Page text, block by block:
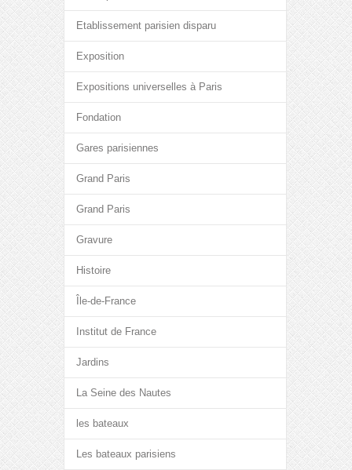
Etablissement parisien disparu
Exposition
Expositions universelles à Paris
Fondation
Gares parisiennes
Grand Paris
Grand Paris
Gravure
Histoire
Île-de-France
Institut de France
Jardins
La Seine des Nautes
les bateaux
Les bateaux parisiens